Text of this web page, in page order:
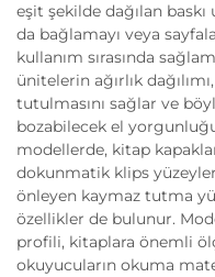
eşit şekilde dağılan
da bağlamayı veya
kullanım sırasında
ünitelerin ağırlık
tutulmasını sağlar ve
bozabilecek el
modellerde, kitap
dokunmatik klips
önleyen kaymaz tutma
özellikler de bulunur.
profili, kitaplara önemli
okuyucuların okuma